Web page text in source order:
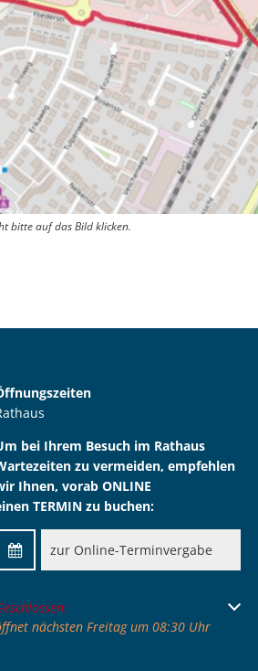
bitte auf das Bild klicken.
bei Ihrem Besuch im Rathaus
zu vermeiden, empfehlen
Ihnen, vorab ONLINE
TERMIN zu buchen:
zur Online-Terminvergabe
um weitere Öffnungs- oder
nächsten Freitag um 08:30 Uhr